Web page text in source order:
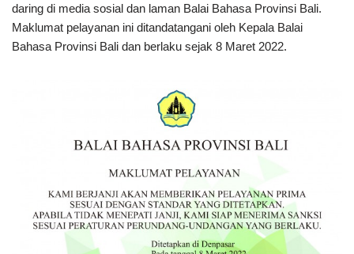
daring di media sosial dan laman Balai Bahasa Provinsi Bali.
Maklumat pelayanan ini ditandatangani oleh Kepala Balai
Bahasa Provinsi Bali dan berlaku sejak 8 Maret 2022.